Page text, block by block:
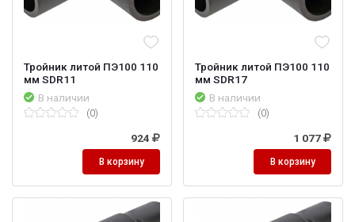
Тройник литой ПЭ100 110
мм SDR11
В наличии
(0)
924
В корзину
Тройник литой ПЭ100 110
мм SDR17
В наличии
(0)
1 077
В корзину